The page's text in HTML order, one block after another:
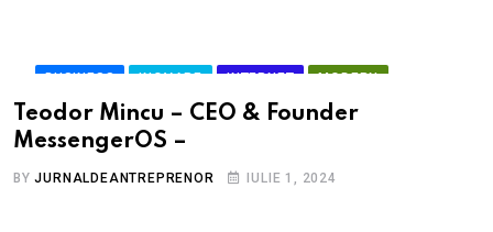
BUSINESS INOVARE INTERNET
MODERN
PODCAST
SOFTWARE SOFTWARE
TEHNOLOGIE
Teodor Mincu – CEO & Founder
MessengerOS –
BYJURNALDEANTREPRENOR IULIE 1, 2024